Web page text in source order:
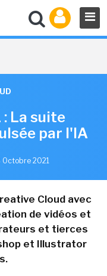
: La suite
par l'IA
Octobre 2021
Cloud avec
de vidéos et
et tierces
et Illustrator